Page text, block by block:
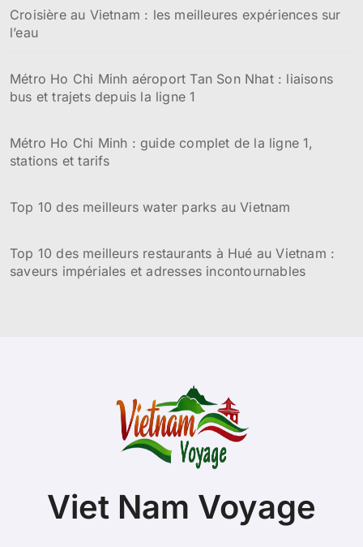
e
r
Croisière au Vietnam : les meilleures expériences sur
l’eau
Métro Ho Chi Minh aéroport Tan Son Nhat : liaisons
bus et trajets depuis la ligne 1
Métro Ho Chi Minh : guide complet de la ligne 1,
stations et tarifs
Top 10 des meilleurs water parks au Vietnam
Top 10 des meilleurs restaurants à Hué au Vietnam :
saveurs impériales et adresses incontournables
Viet Nam Voyage